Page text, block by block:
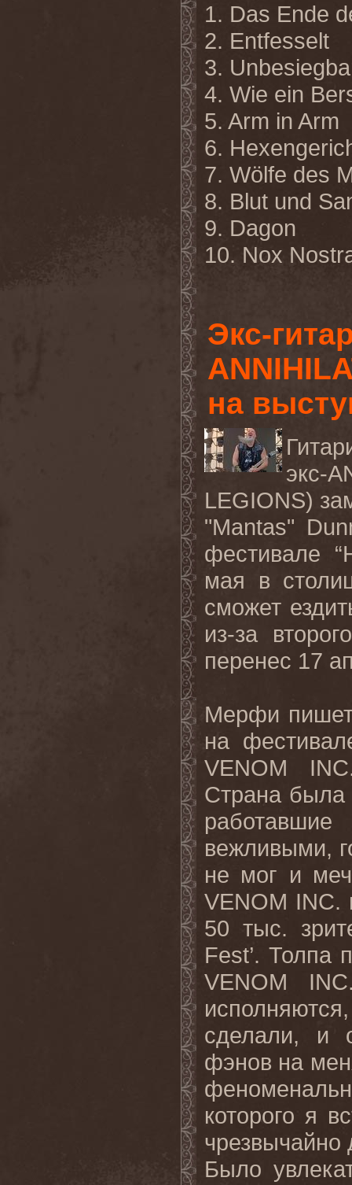
1. Das Ende
2. Entfesselt
3.
4. Wie ein
5. Arm in Arm
6.
7. Wölfe des
8. Blut und
9. Dagon
10. Nox
Экс-
на
экс-
LEGIONS)
"Mantas"
фестивале
мая в
сможет
из-за
перенес 17
Мерфи
на
VENOM
Страна была
вежливыми,
не мог и
VENOM INC.
50 тыс.
Fest’. Толпа
VENOM
сделали, и
фэнов на
которого я
чрезвычайно
Было